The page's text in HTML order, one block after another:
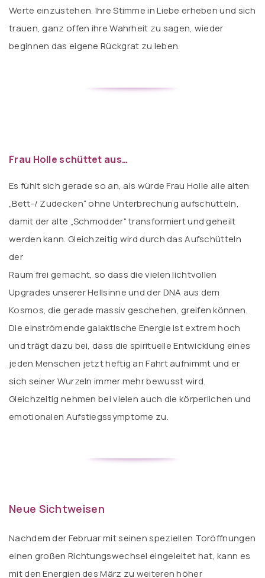
Werte einzustehen. Ihre Stimme in Liebe erheben und sich
trauen, ganz offen ihre Wahrheit zu sagen, wieder
beginnen das eigene Rückgrat zu leben.
Frau Holle schüttet aus…
Es fühlt sich gerade so an, als würde Frau Holle alle alten
„Bett-/ Zudecken“ ohne Unterbrechung aufschütteln,
damit der alte „Schmodder“ transformiert und geheilt
werden kann. Gleichzeitig wird durch das Aufschütteln
der
Raum frei gemacht, so dass die vielen lichtvollen
Upgrades unserer Hellsinne und der DNA aus dem
Kosmos, die gerade massiv geschehen, greifen können.
Die einströmende galaktische Energie ist extrem hoch
und trägt dazu bei, dass die spirituelle Entwicklung eines
jeden Menschen jetzt heftig an Fahrt aufnimmt und er
sich seiner Wurzeln immer mehr bewusst wird.
Gleichzeitig nehmen bei vielen auch die körperlichen und
emotionalen Aufstiegssymptome zu.
Neue Sichtweisen
Nachdem der Februar mit seinen speziellen Toröffnungen
einen großen Richtungswechsel eingeleitet hat, kann es
mit den Energien des März zu weiteren höher